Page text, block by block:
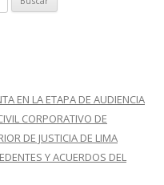
EN LA ETAPA DE AUDIENCIA
CORPORATIVO DE
DE JUSTICIA DE LIMA
Y ACUERDOS DEL